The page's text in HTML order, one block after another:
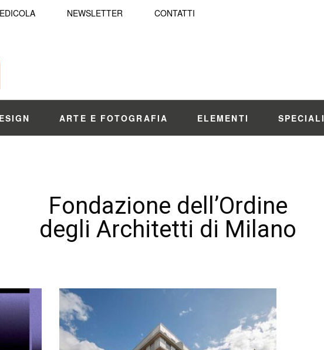
EDICOLA NEWSLETTER CONTATTI
ARTE E FOTOGRAFIA ELEMENTI SPECIALI
Fondazione dell’Ordine
degli Architetti di Milano